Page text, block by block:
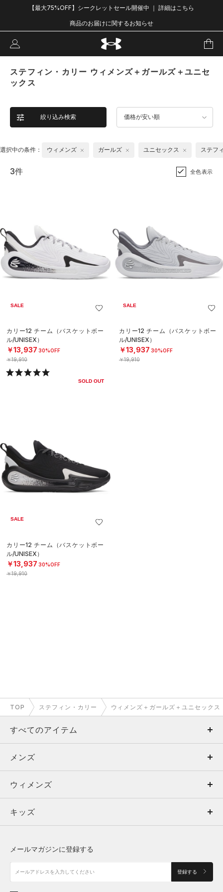
【最大75%OFF】シークレットセール開催中 ｜ 詳細はこちら
商品のお届けに関するお知らせ
ステフィン・カリー ウィメンズ＋ガールズ＋ユニセ
ックス
絞り込み検索 価格が安い順
選択中の条件： ウィメンズ ガールズ ユニセックス ステフ
3件 全色表示
SALE
カリー12 チーム（バスケットボー
ル/UNISEX）
￥13,937 30%OFF
￥19,910
SOLD OUT
SALE
カリー12 チーム（バスケットボー
ル/UNISEX）
￥13,937 30%OFF
￥19,910
SALE
カリー12 チーム（バスケットボー
ル/UNISEX）
￥13,937 30%OFF
￥19,910
TOP ステフィン・カリー ウィメンズ＋ガールズ＋ユニセックス
すべてのアイテム
メンズ
ウィメンズ
キッズ
アクセサリー
メンズ
トップス
ボトムス
アクセサリー
ウィメンズ
トップス
シューズ
キッズ
メールマガジンに登録する
登録する